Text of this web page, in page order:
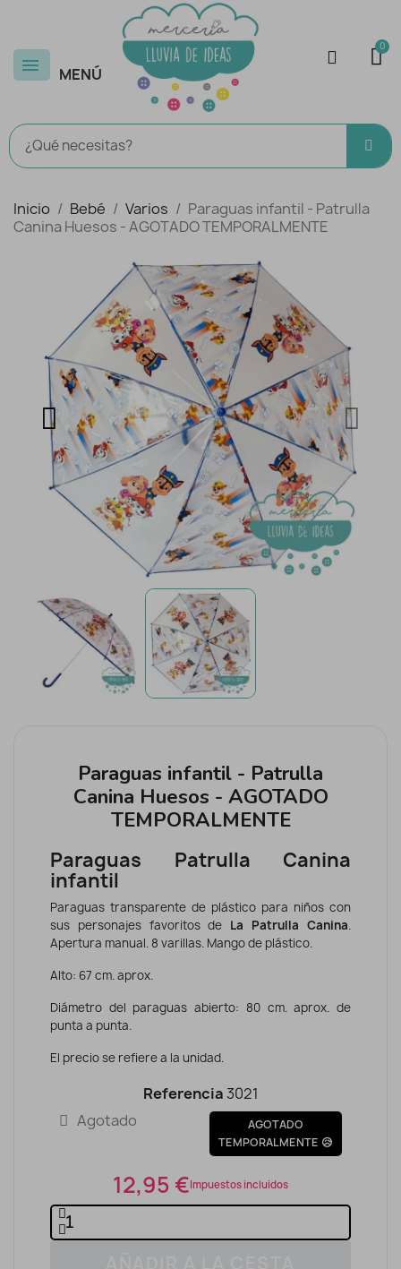
MENÚ
Inicio Bebé Varios
Paraguas infantil - Patrulla
Canina Huesos - AGOTADO TEMPORALMENTE
Paraguas infantil - Patrulla
Canina Huesos - AGOTADO
TEMPORALMENTE
Paraguas Patrulla Canina
infantil
Paraguas transparente de plástico para niños con
sus personajes favoritos de La Patrulla Canina.
Apertura manual. 8 varillas. Mango de plástico.
Alto: 67 cm. aprox.
Diámetro del paraguas abierto: 80 cm. aprox. de
punta a punta.
El precio se refiere a la unidad.
Referencia 3021
Agotado
AGOTADO
TEMPORALMENTE 😥
12,95 €Impuestos incluidos